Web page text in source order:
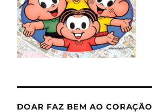
DOAR FAZ BEM AO CORAÇÃO